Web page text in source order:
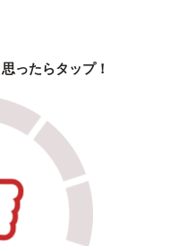
ったらタップ！